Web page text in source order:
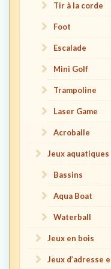
Tir à la corde
Foot
Escalade
Mini Golf
Trampoline
Laser Game
Acroballe
Jeux aquatiques
Bassins
Aqua Boat
Waterball
Jeux en bois
Jeux d’adresse